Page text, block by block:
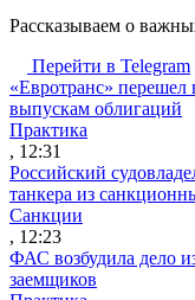
Рассказываем о
Перейти в Telegram
«Евротранс»
выпускам облигаций
Практика
, 12:31
Российский
танкера из
Санкции
, 12:23
ФАС возбудила дело
заемщиков